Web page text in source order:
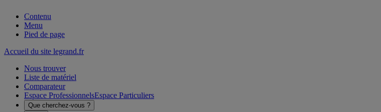
Contenu
Menu
Pied de page
Accueil du site legrand.fr
Nous trouver
Liste de matériel
Comparateur
Espace ProfessionnelsEspace Particuliers
Que cherchez-vous ?